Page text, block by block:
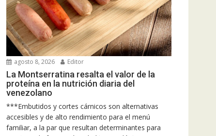
agosto 8, 2026 Editor
La Montserratina resalta el valor de la
proteína en la nutrición diaria del
venezolano
***Embutidos y cortes cárnicos son alternativas
accesibles y de alto rendimiento para el menú
familiar, a la par que resultan determinantes para